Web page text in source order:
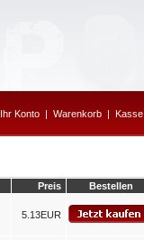
Ihr Konto | Warenkorb | Kasse
Preis Bestellen
5.13EUR